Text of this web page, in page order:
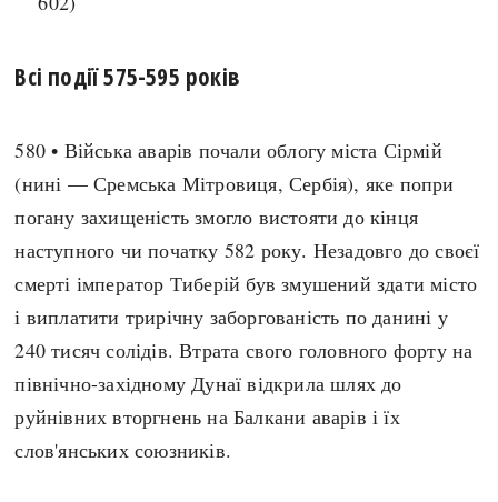
Рубрики
Авіація і космонавтика
Архітектура і будівництво
Битви і війни
Катастрофи
Людина і суспільство
Наука, освіта і техніка
Україна
Княжа доба
Українська революція
Україна радянська
Хронологія
Всі події 575-595 років
580 • Війська аварів почали облогу міста Сірмій
(нині — Сремська Мітровиця, Сербія), яке попри
погану захищеність змогло вистояти до кінця
наступного чи початку 582 року. Незадовго до своєї
смерті імператор Тиберій був змушений здати місто
і виплатити трирічну заборгованість по данині у
240 тисяч солідів. Втрата свого головного форту на
північно-західному Дунаї відкрила шлях до
руйнівних вторгнень на Балкани аварів і їх
слов'янських союзників.